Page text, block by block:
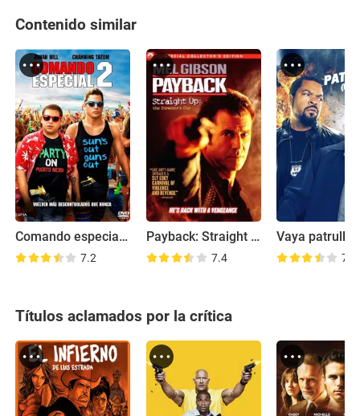
Contenido similar
Comando especial 2
7.2
Payback: Straight Up
7.4
Vaya patrulla
7.1
Títulos aclamados por la crítica